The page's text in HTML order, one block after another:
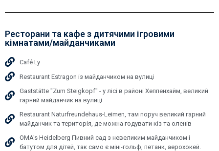
Ресторани та кафе з дитячими ігровими
кімнатами/майданчиками
Café Ly
Restaurant Estragon із майданчиком на вулиці
Gaststätte "Zum Steigkopf" - у лісі в районі Хеппенхайм, великий
гарний майданчик на вулиці
Restaurant Naturfreundehaus-Leimen, там поруч великий гарний
майданчик та територія, де можна годувати кіз та оленів
OMA's Heidelberg Пивний сад з невеликим майданчиком і
батутом для дітей, так само є міні-гольф, петанк, аерохокей.